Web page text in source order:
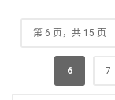
第 6 页，共 15 页
6 7